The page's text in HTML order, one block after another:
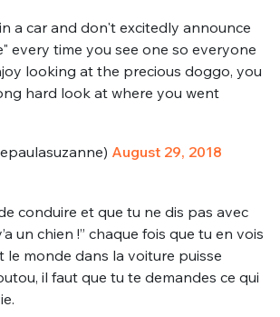
a car and don't excitedly announce
every time you see one so everyone
looking at the precious doggo, you
hard look at where you went
August 29, 2018
conduire et que tu ne dis pas avec
un chien !” chaque fois que tu en vois
le monde dans la voiture puisse
il faut que tu te demandes ce qui